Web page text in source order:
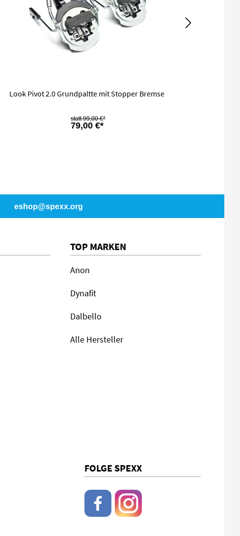
Look Pivot 2.0 Grundpaltte mit Stopper Bremse
79,00 €*
99,00 €*
eshop@spexx.org
TOP MARKEN
Anon
Dynafit
Dalbello
Alle Hersteller
FOLGE SPEXX